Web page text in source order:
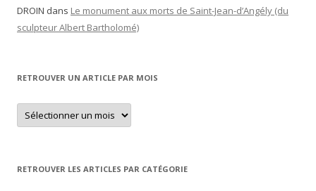
DROIN dans Le monument aux morts de Saint-Jean-d’Angély (du
sculpteur Albert Bartholomé)
RETROUVER UN ARTICLE PAR MOIS
Retrouver
un
article
RETROUVER LES ARTICLES PAR CATÉGORIE